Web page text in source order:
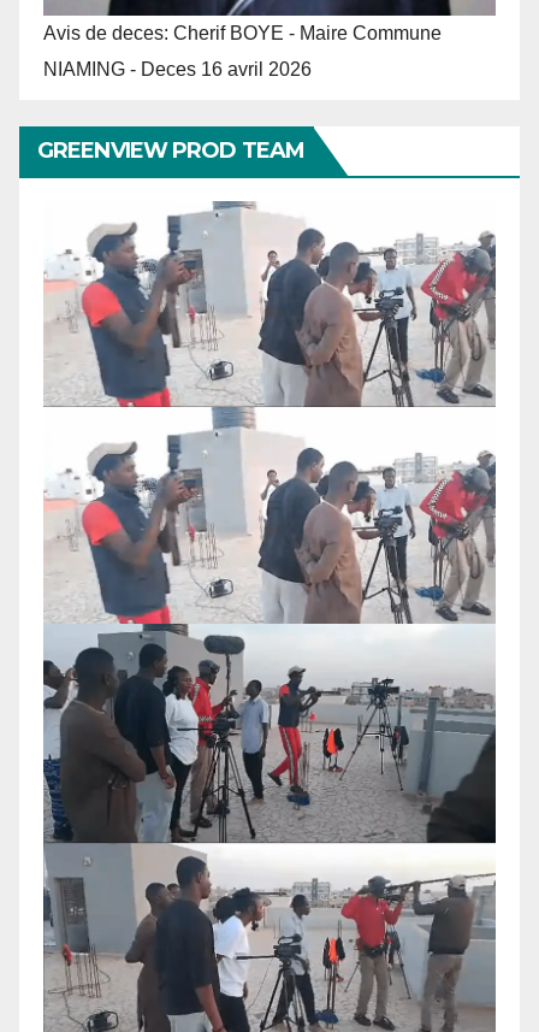
Avis de deces: Cherif BOYE - Maire Commune
NIAMING - Deces 16 avril 2026
GREENVIEW PROD TEAM